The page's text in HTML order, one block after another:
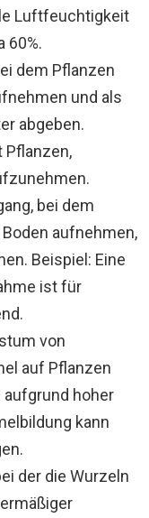
Luftfeuchtigkeit
60%.
dem Pflanzen
und als
abgeben.
Pflanzen,
bei dem
aufnehmen,
Beispiel: Eine
ist für
von
auf Pflanzen
hoher
kann
der die Wurzeln